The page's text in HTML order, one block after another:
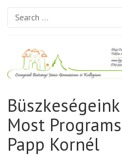
Search
for:
Gimnázium és
Most
Papp Kornél